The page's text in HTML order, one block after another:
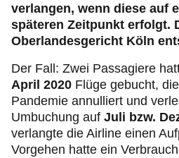
verlangen, wenn diese auf
späteren Zeitpunkt erfolgt.
Oberlandesgericht Köln
Der Fall: Zwei Passagiere
April 2020 Flüge gebucht,
Pandemie annulliert und
Umbuchung auf Juli bzw.
verlangte die Airline einen
Vorgehen hatte ein